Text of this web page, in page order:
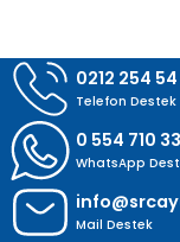
0212 254
Telefon Destek
0 554 710
WhatsApp
Mail Destek